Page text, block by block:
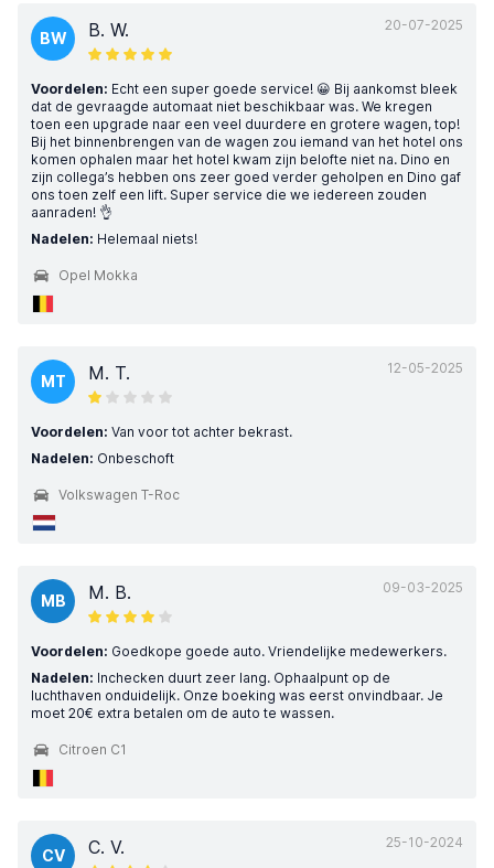
20-07-2025
BW B. W.
Voordelen: Echt een super goede service! 😀 Bij aankomst bleek
dat de gevraagde automaat niet beschikbaar was. We kregen
toen een upgrade naar een veel duurdere en grotere wagen, top!
Bij het binnenbrengen van de wagen zou iemand van het hotel ons
komen ophalen maar het hotel kwam zijn belofte niet na. Dino en
zijn collega’s hebben ons zeer goed verder geholpen en Dino gaf
ons toen zelf een lift. Super service die we iedereen zouden
aanraden! 👌
Nadelen: Helemaal niets!
Opel Mokka
12-05-2025
MT M. T.
Voordelen: Van voor tot achter bekrast.
Nadelen: Onbeschoft
Volkswagen T-Roc
09-03-2025
MB M. B.
Voordelen: Goedkope goede auto. Vriendelijke medewerkers.
Nadelen: Inchecken duurt zeer lang. Ophaalpunt op de
luchthaven onduidelijk. Onze boeking was eerst onvindbaar. Je
moet 20€ extra betalen om de auto te wassen.
Citroen C1
25-10-2024
CV C. V.